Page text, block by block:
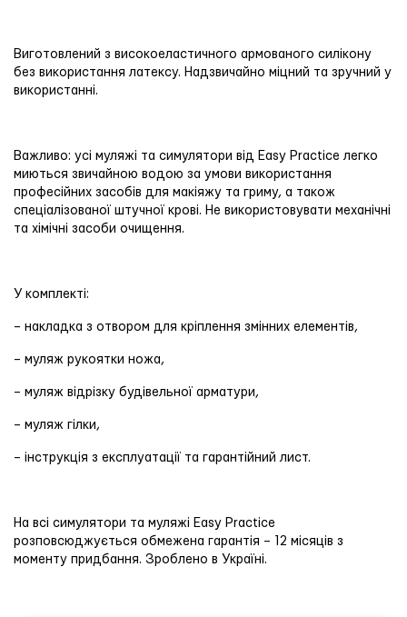
Виготовлений з високоеластичного армованого силікону
без використання латексу. Надзвичайно міцний та зручний у
використанні.
Важливо: усі муляжі та симулятори від Easy Practice легко
миються звичайною водою за умови використання
професійних засобів для макіяжу та гриму, а також
спеціалізованої штучної крові. Не використовувати механічні
та хімічні засоби очищення.
У комплекті:
– накладка з отвором для кріплення змінних елементів,
– муляж рукоятки ножа,
– муляж відрізку будівельної арматури,
– муляж гілки,
– інструкція з експлуатації та гарантійний лист.
На всі симулятори та муляжі Easy Practice
розповсюджується обмежена гарантія – 12 місяців з
моменту придбання. Зроблено в Україні.